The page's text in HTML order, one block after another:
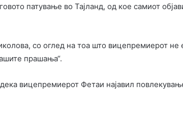
патување во Тајланд, од кое самиот
со оглед на тоа што вицепремиерот не
прашања“.
вицепремиерот Фетаи најавил